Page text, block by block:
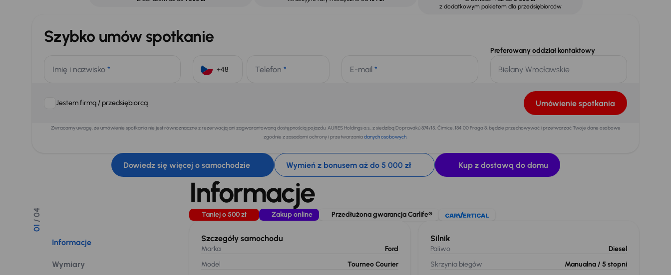
z dodatkowym pakietem dla przedsiębiorców
Szybko umów spotkanie
Imię i nazwisko * Telefon * E-mail *
Preferowany oddział kontaktowy
Jestem firmą / przedsiębiorcą Umówienie spotkania
Zwracamy uwagę, że umówienie spotkania nie jest równoznaczne z rezerwacją ani zagwarantowaną dostępnością pojazdu. AURES Holdings a.s., z siedzibą Dopraváků 874/15, Čimice, 184 00 Praga 8, będzie przechowywać i przetwarzać Twoje dane osobowe
zgodnie z zasadami ochrony i przetwarzaniadanych osobowych.
Dowiedz się więcej o samochodzie Wymień z bonusem aż do 5 000 zł Kup z dostawą do domu
01
/ 04
Informacje
Wymiary
Informacje
Taniej o 500 zł Zakup online Przedłużona gwarancja Carlife®
Szczegóły samochodu
Marka
Ford
Model
Tourneo Courier
Silnik
Paliwo
Diesel
Skrzynia biegów
Manualna / 5 stopni